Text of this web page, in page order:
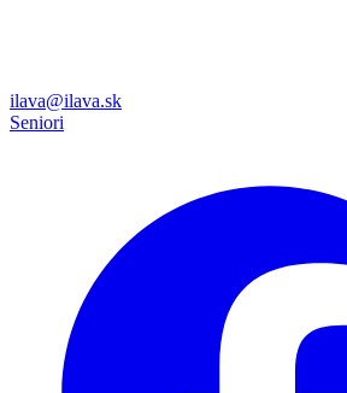
ilava@ilava.sk
Seniori